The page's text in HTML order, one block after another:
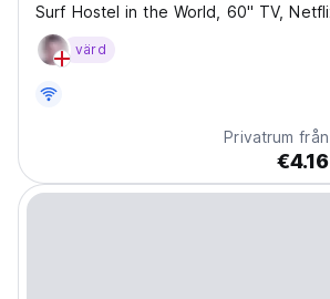
Surf Hostel in the World, 60" TV,
Bar, Happy Hours 7-01pm, Ping-pong,
Hängmattor, Varmvatten, 24/7
värd
Privatrum från
€4.16